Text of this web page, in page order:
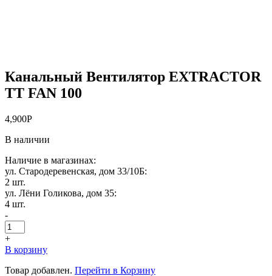
Канальный Вентилятор EXTRACTOR
TT FAN 100
4,900Р
В наличии
Наличие в магазинах:
ул. Стародеревенская, дом 33/10Б:
2 шт.
ул. Лёни Голикова, дом 35:
4 шт.
-
+
В корзину
Товар добавлен. Перейти в Корзину